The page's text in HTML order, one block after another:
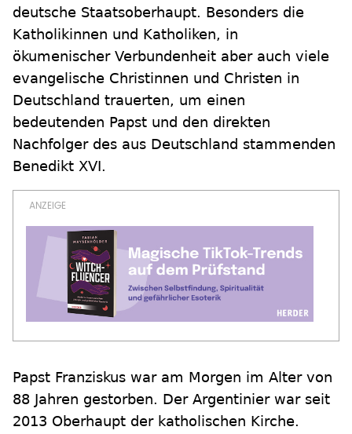
deutsche Staatsoberhaupt. Besonders die
Katholikinnen und Katholiken, in
ökumenischer Verbundenheit aber auch viele
evangelische Christinnen und Christen in
Deutschland trauerten, um einen
bedeutenden Papst und den direkten
Nachfolger des aus Deutschland stammenden
Benedikt XVI.
Papst Franziskus war am Morgen im Alter von
88 Jahren gestorben. Der Argentinier war seit
2013 Oberhaupt der katholischen Kirche.